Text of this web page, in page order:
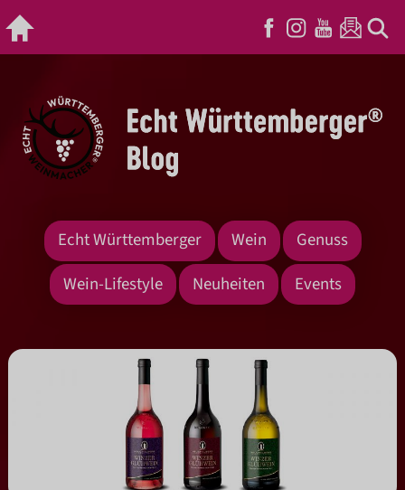
Echt Württemberger Wein
Genuss
Wein-Lifestyle
Neuheiten Events